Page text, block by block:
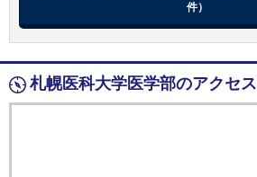
件）
札幌医科大学医学部のアクセス